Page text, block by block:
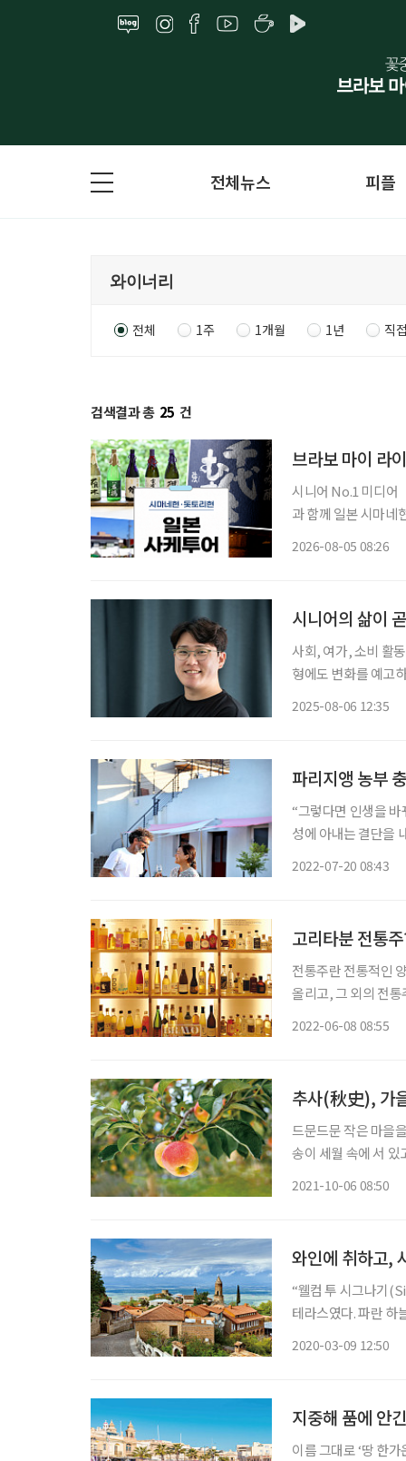
전체뉴스 피플
전체 1주 1개월 1년 직
검색결과 총 25 건
브라보 마이 라
시니어 No.1 미디어
과 함께 일본 시마네
2026-08-05 08:26
시니어의 삶이
사회, 여가, 소비 활
형에도 변화를 예고
2025-08-06 12:35
파리지앵 농부
“그렇다면 인생을
성에 아내는 결단을
2022-07-20 08:43
고리타분 전통
전통주란 전통적인
올리고, 그 외의 전
2022-06-08 08:55
추사(秋史), 가
드문드문 작은 마을
송이 세월 속에 서
2021-10-06 08:50
와인에 취하고,
“웰컴 투 시그나기
테라스였다. 파란 하
2020-03-09 12:50
지중해 품에 안
이름 그대로 ‘땅 한